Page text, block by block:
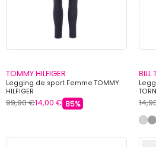
TOMMY HILFIGER
Legging de sport Femme TOMMY
HILFIGER
99,90 €14,00 € 85%
BILL